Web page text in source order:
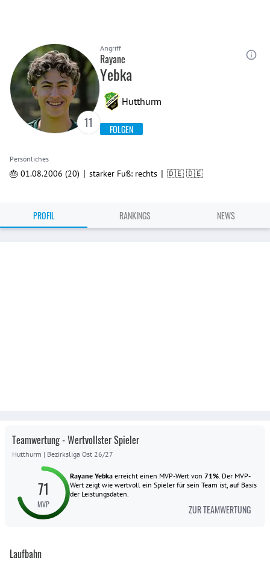
11
Angriff
Rayane
Yebka
Hutthurm
FOLGEN
Persönliches
🎂 01.08.2006 (20) | starker Fuß: rechts | 🇩🇪 🇩🇪
PROFIL RANKINGS NEWS
Teamwertung - Wertvollster Spieler
Hutthurm | Bezirksliga Ost 26/27
71
MVP
Rayane Yebka erreicht einen MVP-Wert von 71%. Der MVP-
Wert zeigt wie wertvoll ein Spieler für sein Team ist, auf Basis
der Leistungsdaten.
ZUR TEAMWERTUNG
Laufbahn